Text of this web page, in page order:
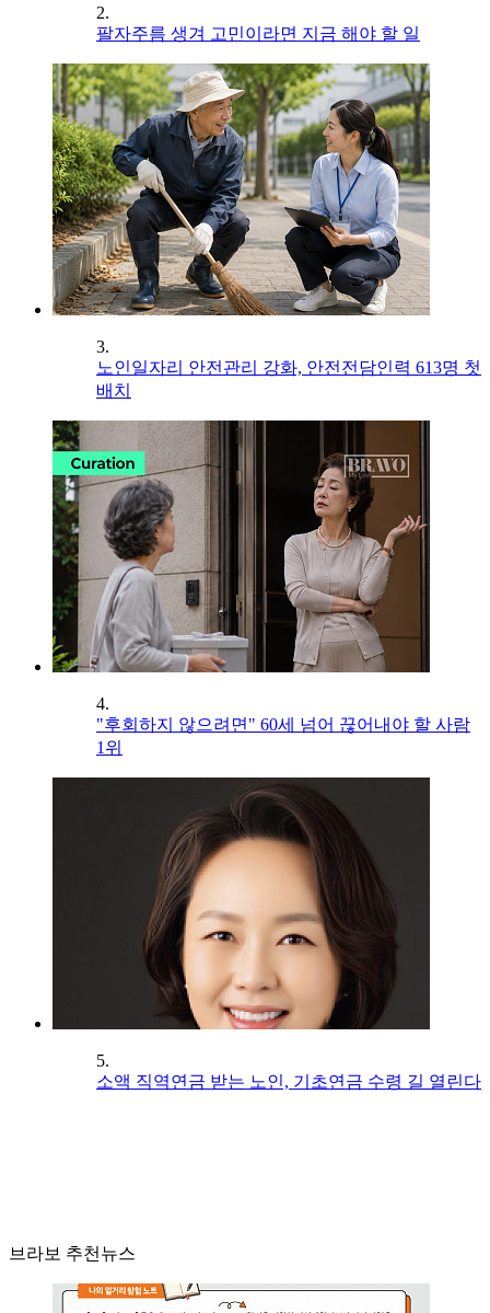
2.
팔자주름 생겨 고민이라면 지금 해야 할 일
3.
노인일자리 안전관리 강화, 안전전담인력 613명 첫
배치
4.
"후회하지 않으려면" 60세 넘어 끊어내야 할 사람
1위
5.
소액 직역연금 받는 노인, 기초연금 수령 길 열린다
브라보 추천뉴스